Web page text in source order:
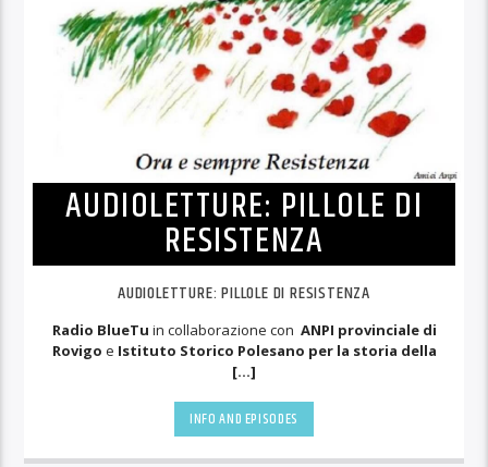
AUDIOLETTURE: PILLOLE DI
RESISTENZA
AUDIOLETTURE: PILLOLE DI RESISTENZA
Radio BlueTu in collaborazione con ANPI provinciale di
Rovigo e Istituto Storico Polesano per la storia della
[...]
INFO AND EPISODES